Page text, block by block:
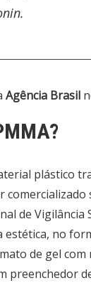
Agência Brasil
plástico
de Vigilância
estética, no
de gel com
preenchedor